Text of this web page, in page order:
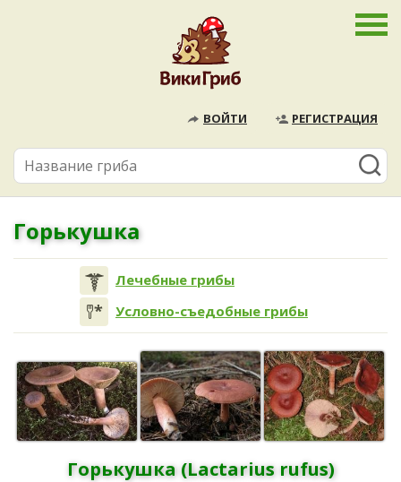
ВОЙТИ РЕГИСТРАЦИЯ
Горькушка
Лечебные грибы
Условно-съедобные грибы
Горькушка (Lactarius rufus)